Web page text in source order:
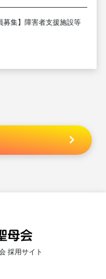
募集】障害者支援施設等
採用サイト